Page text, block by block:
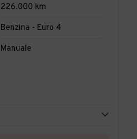
226.000 km
Benzina - Euro 4
Manuale